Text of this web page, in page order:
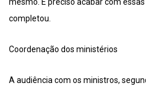
mesmo. É preciso acabar com
completou.
Coordenação dos ministérios
A audiência com os ministros,